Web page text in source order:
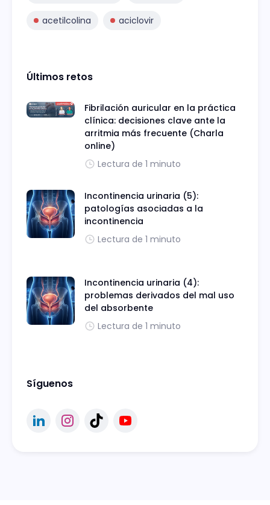
acetilcolina aciclovir
Últimos retos
Fibrilación auricular en la práctica
clínica: decisiones clave ante la
arritmia más frecuente (Charla
online)
Lectura de 1 minuto
Incontinencia urinaria (5):
patologías asociadas a la
incontinencia
Lectura de 1 minuto
Incontinencia urinaria (4):
problemas derivados del mal uso
del absorbente
Lectura de 1 minuto
Síguenos